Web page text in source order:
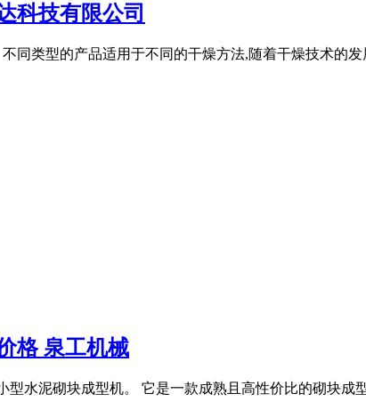
科技有限公司
同类型的产品适用于不同的干燥方法,随着干燥技术的
格 泉工机械
水泥砌块成型机。 它是一款成熟且高性价比的砌块